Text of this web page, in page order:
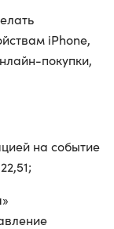
iPhone,
покупки,
на событие